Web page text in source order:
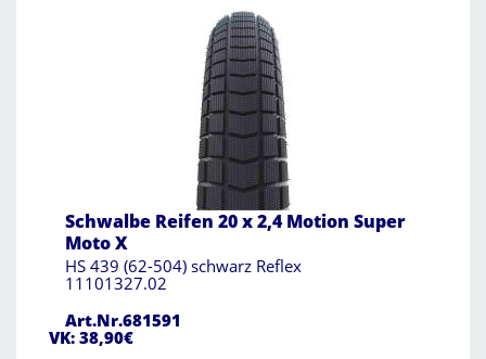
Schwalbe Reifen 20 x 2,4 Motion Super
Moto X
HS 439 (62-504) schwarz Reflex
11101327.02
Art.Nr.681591
VK: 38,90€